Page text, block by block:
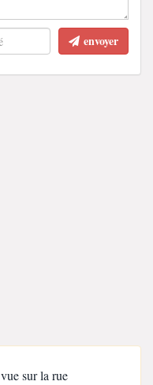
envoyer
vue sur la rue